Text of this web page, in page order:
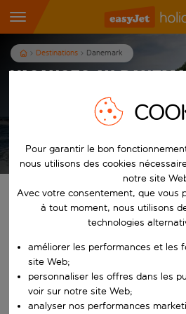
Destinations Danemark
Trouvez votre séjour de
Commencez à taper pour la saisie
Vers
Pour garantir le bon
nous utilisons des cookies
notre site
Avec votre consentement, que vous
à tout moment, nous utilisons
technologies
améliorer les performances et les
site Web;
personnaliser les offres dans les
voir sur notre site Web;
analyser nos performances